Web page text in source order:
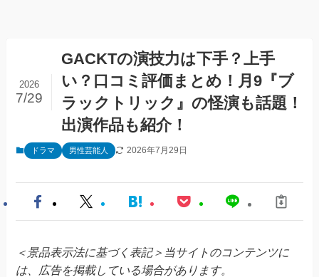
GACKTの演技力は下手？上手
い？口コミ評価まとめ！月9『ブ
ラックトリック』の怪演も話題！
出演作品も紹介！
2026
7/29
ドラマ 男性芸能人 2026年7月29日
＜景品表示法に基づく表記＞当サイトのコンテンツに
は、広告を掲載している場合があります。